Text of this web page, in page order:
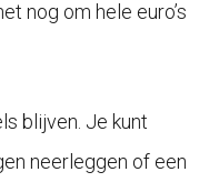
nog om hele euro’s
blijven. Je kunt
neerleggen of een